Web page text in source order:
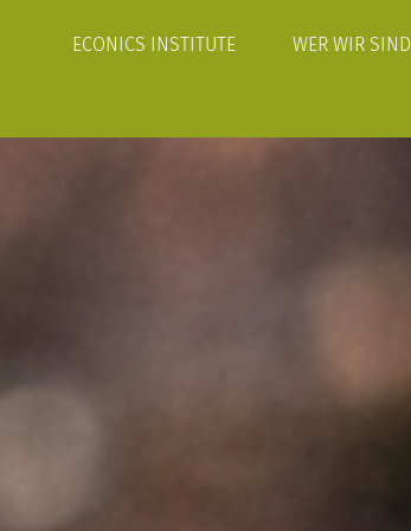
ECONICS INSTITUTE WER WIR SIND